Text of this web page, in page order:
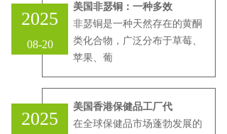
2025
08-20
美国非瑟铜：一种多效
非瑟铜是一种天然存在的黄酮
类化合物，广泛分布于草莓、
苹果、葡
2025
美国香港保健品工厂代
在全球保健品市场蓬勃发展的